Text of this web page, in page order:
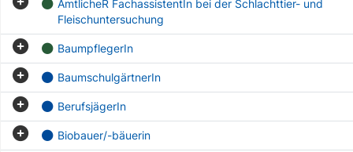
AmtlicheR FachassistentIn bei der Schlachttier- und
Fleischuntersuchung
BaumpflegerIn
BaumschulgärtnerIn
BerufsjägerIn
Biobauer/-bäuerin